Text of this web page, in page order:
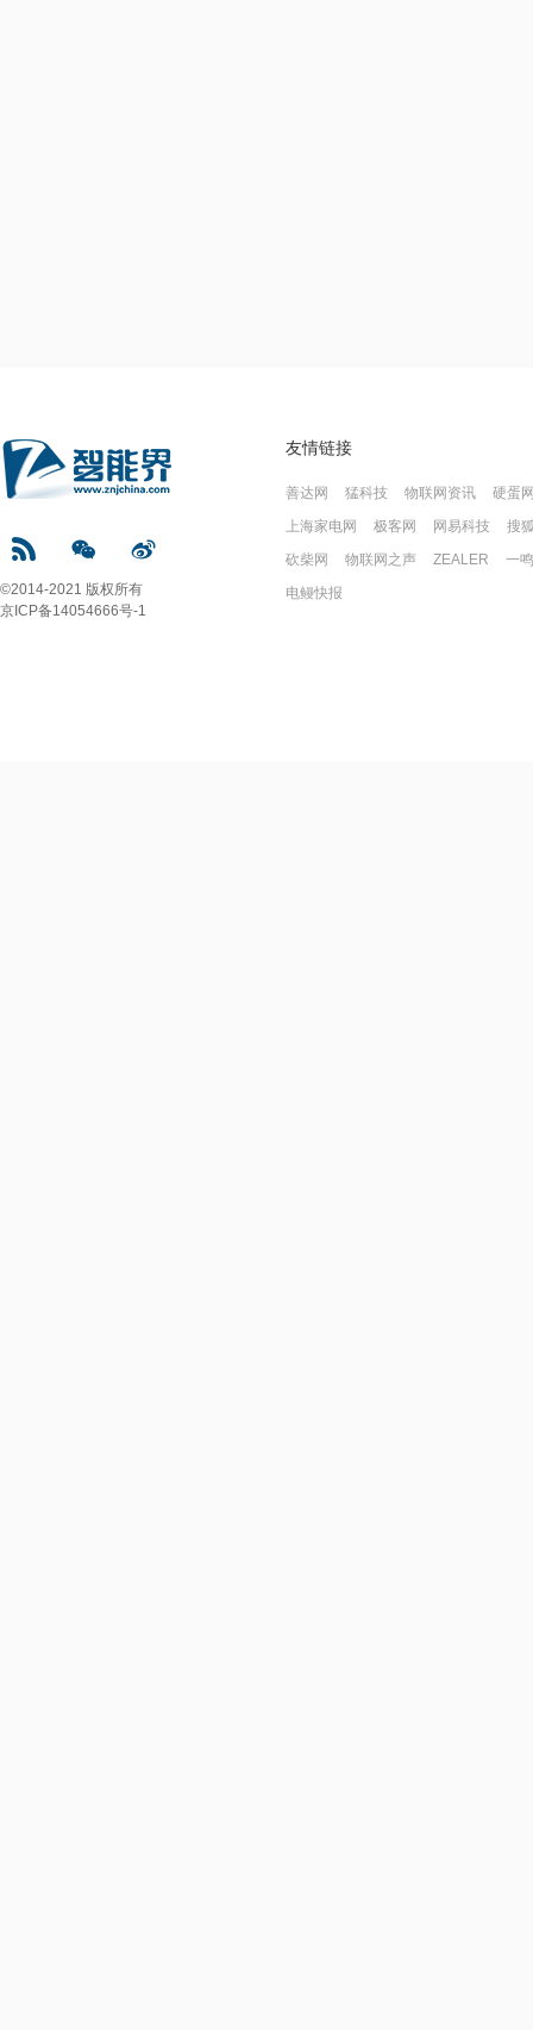
©2014-2021 版权所有
京ICP备14054666号-1
友情链接
善达网 猛科技 物联网资讯
硬蛋
上海家电网
极客网 网易科技
搜
砍柴网
物联网之声 ZEALER
一
电鳗快报